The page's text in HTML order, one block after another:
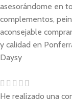
asesorándome en
complementos,
aconsejable
y calidad en
Daysy
He realizado una